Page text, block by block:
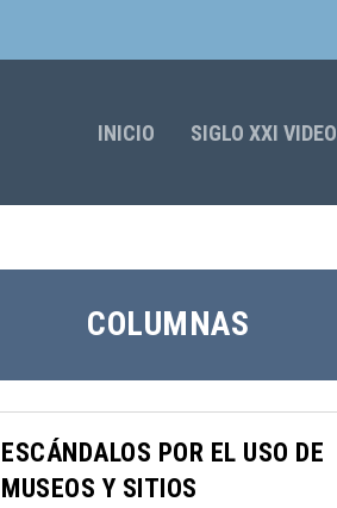
INICIO SIGLO XXI VIDEO
COLUMNAS
ESCÁNDALOS POR EL USO DE
MUSEOS Y SITIOS